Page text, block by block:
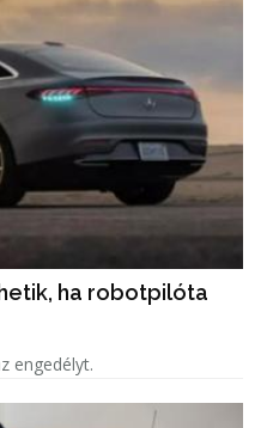
ha robotpilóta
engedélyt.